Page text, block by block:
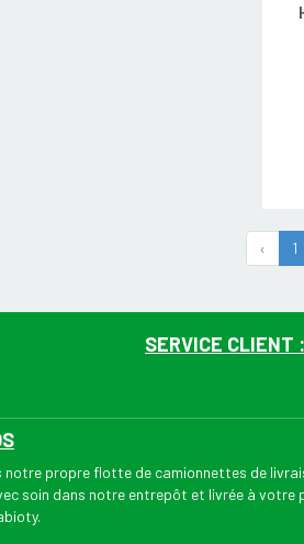
‹ 1
SERVICE CLIENT :
notre propre flotte de camionnettes de
soin dans notre entrepôt et livrée à